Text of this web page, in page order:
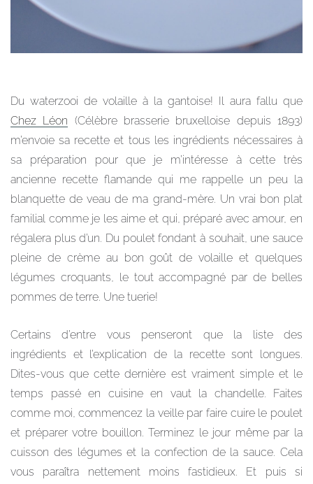
Du waterzooi de volaille à la gantoise! Il aura fallu que
Chez Léon (Célèbre brasserie bruxelloise depuis 1893)
m’envoie sa recette et tous les ingrédients nécessaires à
sa préparation pour que je m’intéresse à cette très
ancienne recette flamande qui me rappelle un peu la
blanquette de veau de ma grand-mère. Un vrai bon plat
familial comme je les aime et qui, préparé avec amour, en
régalera plus d’un. Du poulet fondant à souhait, une sauce
pleine de crème au bon goût de volaille et quelques
légumes croquants, le tout accompagné par de belles
pommes de terre. Une tuerie!
Certains d’entre vous penseront que la liste des
ingrédients et l’explication de la recette sont longues.
Dites-vous que cette dernière est vraiment simple et le
temps passé en cuisine en vaut la chandelle. Faites
comme moi, commencez la veille par faire cuire le poulet
et préparer votre bouillon. Terminez le jour même par la
cuisson des légumes et la confection de la sauce. Cela
vous paraîtra nettement moins fastidieux. Et puis si